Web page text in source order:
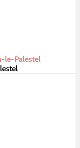
le-Palestel